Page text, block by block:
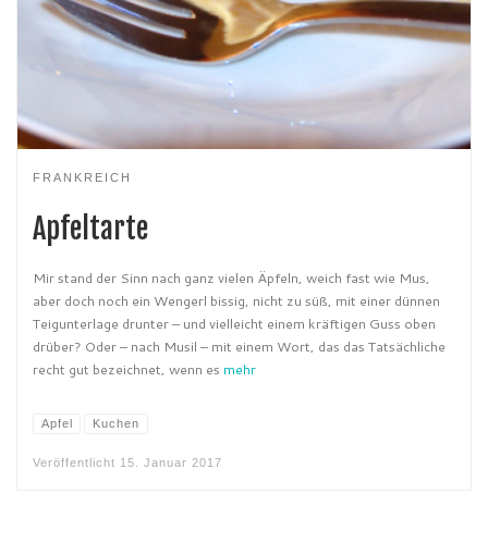
FRANKREICH
Apfeltarte
Mir stand der Sinn nach ganz vielen Äpfeln, weich fast wie Mus,
aber doch noch ein Wengerl bissig, nicht zu süß, mit einer dünnen
Teigunterlage drunter – und vielleicht einem kräftigen Guss oben
drüber? Oder – nach Musil – mit einem Wort, das das Tatsächliche
recht gut bezeichnet, wenn es mehr
Apfel Kuchen
Veröffentlicht 15. Januar 2017